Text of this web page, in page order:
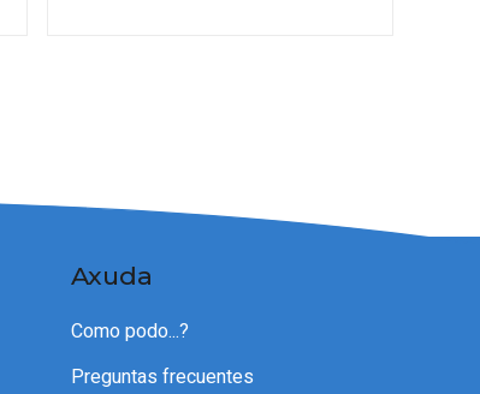
Axuda
Como podo...?
Preguntas frecuentes